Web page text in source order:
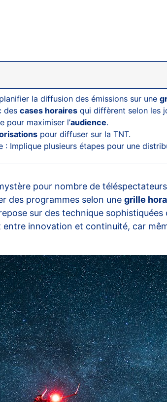
planifier la diffusion des émissions sur une
descases horaires qui diffèrent selon les
pour maximiser l’audience.
pour diffuser sur la TNT.
: Implique plusieurs étapes pour une
pour nombre de
des programmes selon une grille
sur des technique
innovation et continuité, car